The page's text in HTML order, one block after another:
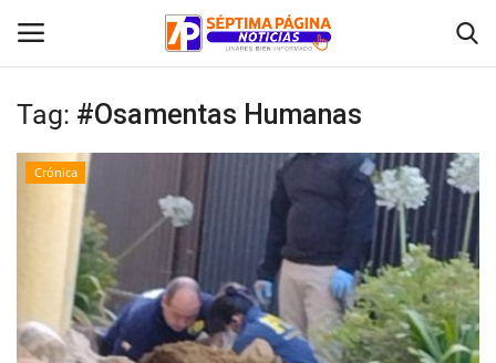
Inicio
Tribunales
Tag: #Osamentas Humanas
Crónica